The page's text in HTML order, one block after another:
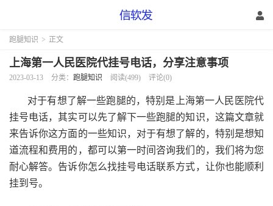
跑腿知识 > 正文
上海第一人民医院代挂号电话，分享注意事项
2023-03-13 分类： 跑腿知识 阅读(499) 评论(0)
对于有想了解一些跑腿的，特别是上海第一人民医院代
挂号电话，其实可以先了解下一些跑腿的知识，这篇文章就
来告诉你这方面的一些知识，对于有想了解的，特别是想知
道流程和费用的，都可以第一时间咨询我们的，我们将为您
耐心解答。告诉你怎么找挂号电话联系方式，让你也能顺利
挂到号。